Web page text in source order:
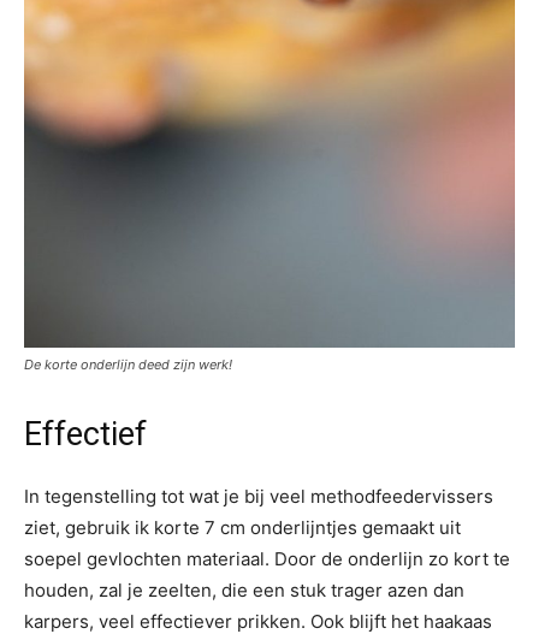
De korte onderlijn deed zijn werk!
Effectief
In tegenstelling tot wat je bij veel methodfeedervissers
ziet, gebruik ik korte 7 cm onderlijntjes gemaakt uit
soepel gevlochten materiaal. Door de onderlijn zo kort te
houden, zal je zeelten, die een stuk trager azen dan
karpers, veel effectiever prikken. Ook blijft het haakaas